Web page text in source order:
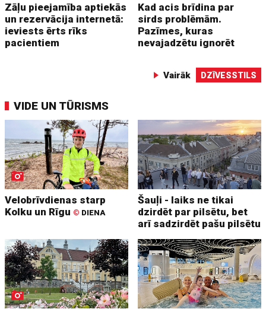
Zāļu pieejamība aptiekās
un rezervācija internetā:
ieviests ērts rīks
pacientiem
Kad acis brīdina par
sirds problēmām.
Pazīmes, kuras
nevajadzētu ignorēt
Vairāk DZĪVESSTILS
VIDE UN TŪRISMS
Velobrīvdienas starp
Kolku un Rīgu © DIENA
Šauļi - laiks ne tikai
dzirdēt par pilsētu, bet
arī sadzirdēt pašu pilsētu